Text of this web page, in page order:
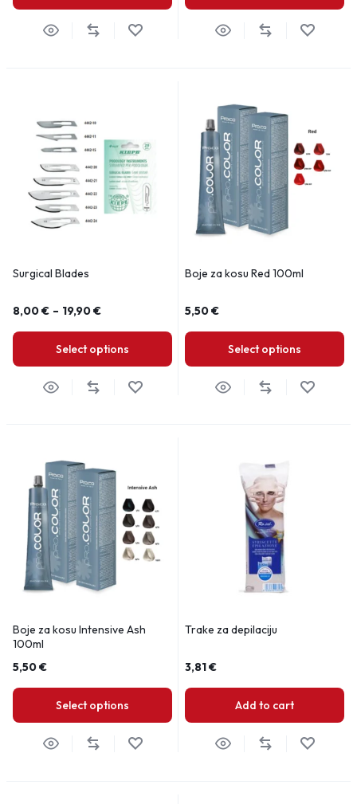
Surgical Blades
8,00€ – 19,90€
Select options
Boje za kosu Red 100ml
5,50€
Select options
Boje za kosu Intensive Ash
100ml
5,50€
Select options
Trake za depilaciju
3,81€
Add to cart